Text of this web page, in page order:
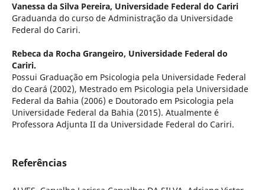
Vanessa da Silva Pereira, Universidade Federal do Cariri
Graduanda do curso de Administração da Universidade
Federal do Cariri.
Rebeca da Rocha Grangeiro, Universidade Federal do
Cariri.
Possui Graduação em Psicologia pela Universidade Federal
do Ceará (2002), Mestrado em Psicologia pela Universidade
Federal da Bahia (2006) e Doutorado em Psicologia pela
Universidade Federal da Bahia (2015). Atualmente é
Professora Adjunta II da Universidade Federal do Cariri.
Referências